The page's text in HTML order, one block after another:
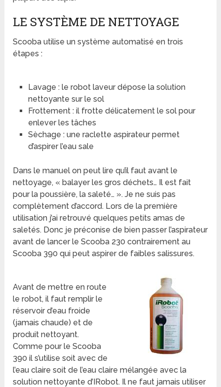
LE SYSTÈME DE NETTOYAGE
Scooba utilise un système automatisé en trois
étapes :
Lavage : le robot laveur dépose la solution
nettoyante sur le sol
Frottement : il frotte délicatement le sol pour
enlever les tâches
Sèchage : une raclette aspirateur permet
d’aspirer l’eau sale
Dans le manuel on peut lire qu’il faut avant le
nettoyage, « balayer les gros déchets… Il est fait
pour la poussière, la saleté… ». Je ne suis pas
complètement d’accord. Lors de la première
utilisation j’ai retrouvé quelques petits amas de
saletés. Donc je préconise de bien passer l’aspirateur
avant de lancer le Scooba 230 contrairement au
Scooba 390 qui peut aspirer de faibles salissures.
Avant de mettre en route
le robot, il faut remplir le
réservoir d’eau froide
(jamais chaude) et de
produit nettoyant.
Comme pour le Scooba
390 il s’utilise soit avec de
l’eau claire soit de l’eau claire mélangée avec la
solution nettoyante d’IRobot. Il ne faut jamais utiliser